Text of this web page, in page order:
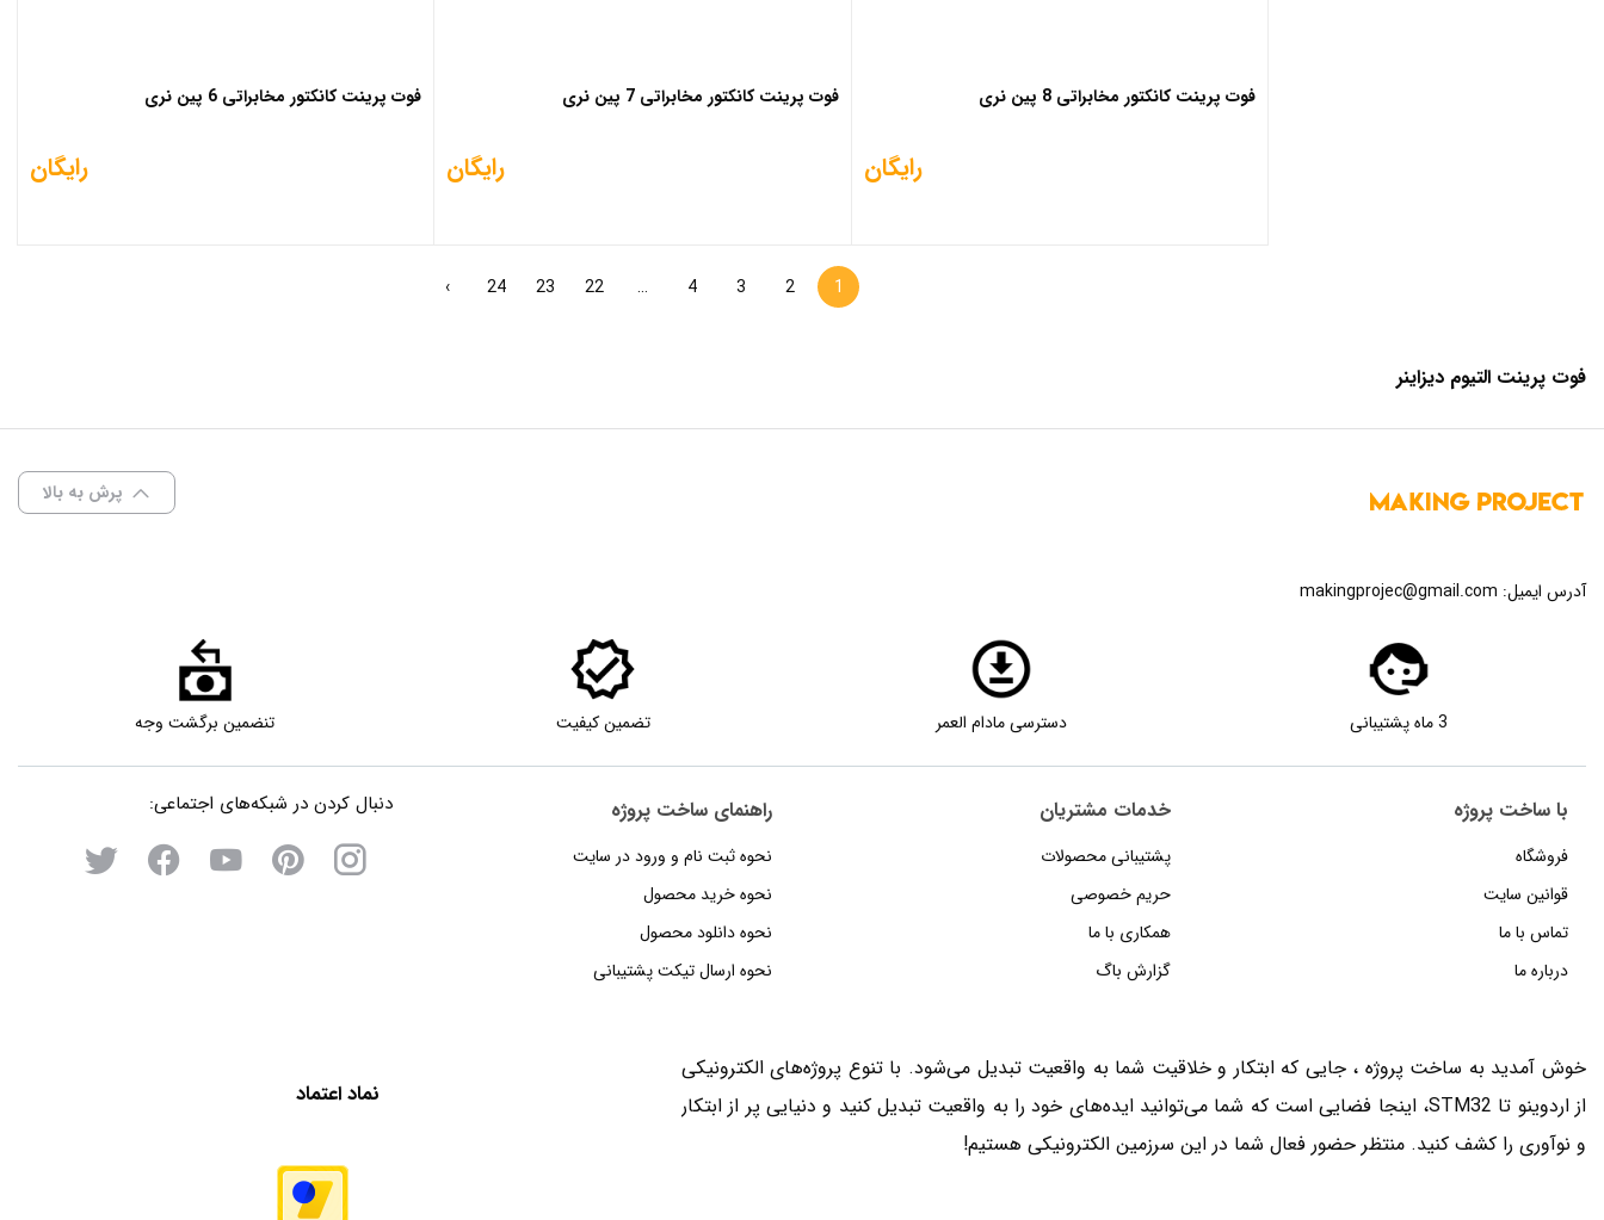
فوت پرینت کانکتور مخابراتی 8 پین نری
رایگان
فوت پرینت کانکتور مخابراتی 7 پین نری
رایگان
فوت پرینت کانکتور مخابراتی 6 پین نری
رایگان
1
2
3
4
…
22
23
24
›
فوت پرینت التیوم دیزاینر
پرش به بالا
آدرس ایمیل: makingprojec@gmail.com
3 ماه پشتیبانی دسترسی مادام العمر تضمین کیفیت تنضمین برگشت وجه
با ساخت پروژه
فروشگاه
قوانین سایت
تماس با ما
درباره ما
خدمات مشتریان
پشتیبانی محصولات
حریم خصوصی
همکاری با ما
گزارش باگ
راهنمای‌‌ ساخت‌ پروژه
نحوه‌ ثبت‌ نام و ورود در سایت
نحوه خرید محصول
نحوه دانلود محصول
نحوه‌ ارسال‌ تیکت‌ پشتیبانی
دنبال کردن در شبکه‌های اجتماعی:
خوش آمدید به ساخت پروژه ، جایی که ابتکار و خلاقیت شما به واقعیت تبدیل می‌شود. با تنوع پروژه‌های الکترونیکی
از اردوینو تا STM32، اینجا فضایی است که شما می‌توانید ایده‌های خود را به واقعیت تبدیل کنید و دنیایی پر از ابتکار
و نوآوری را کشف کنید. منتظر حضور فعال شما در این سرزمین الکترونیکی هستیم!
نماد اعتماد